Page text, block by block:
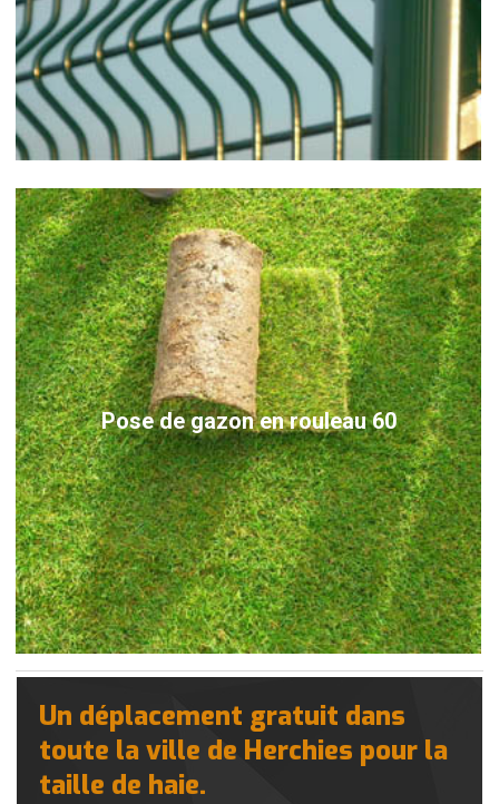
Pose de gazon en rouleau 60
Un déplacement gratuit dans
toute la ville de Herchies pour la
taille de haie.